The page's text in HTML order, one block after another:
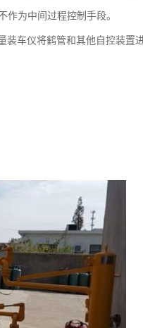
为中间过程控制手段。
车仪将鹤管和其他自控装置